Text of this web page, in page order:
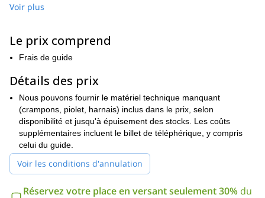
l'Italie. La ville se trouve à 2 006 mètres au-dessus du niveau de
Alternativement, nous pouvons commencer du côté suisse à
Zermatt. L'ascension commence généralement de la zone Klein
mécaniques reliant Cervinia et Zermatt (sous réserve des
horaires et des conditions de fonctionnement des remontées).
Grâce à cette remontée, l'ascension implique seulement environ
300 mètres de dénivelé, faisant du Breithorn l'un des sommets de
4 000 mètres les plus adaptés aux débutants dans les Alpes.
Nous traverserons ensuite le glacier du Plateau Rosa en nous
dirigeant vers le sommet. Une épaisse couche de neige recouvre
les pentes alpines accidentées à mesure que nous montons de
prenant environ 3 heures.
Voir plus
Le prix comprend
Frais de guide
Détails des prix
Nous pouvons fournir le matériel technique manquant
(crampons, piolet, harnais) inclus dans le prix, selon
disponibilité et jusqu'à épuisement des stocks. Les coûts
supplémentaires incluent le billet de téléphérique, y compris
celui du guide.
Voir les conditions d'annulation
Réservez votre place en versant seulement 30% du